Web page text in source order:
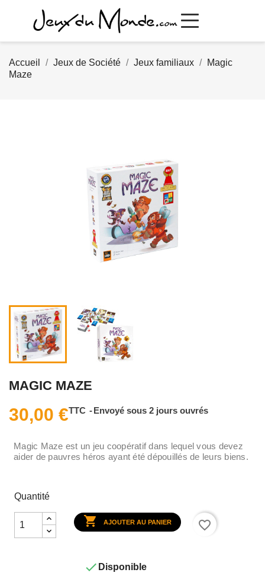
Accueil Jeux de Société Jeux familiaux
Magic
Maze
MAGIC MAZE
30,00 €TTC Envoyé sous 2 jours ouvrés
Magic Maze est un jeu coopératif dans lequel vous devez
aider de pauvres héros ayant été dépouillés de leurs biens.
Quantité
 AJOUTER AU PANIER favorite_border
 Disponible